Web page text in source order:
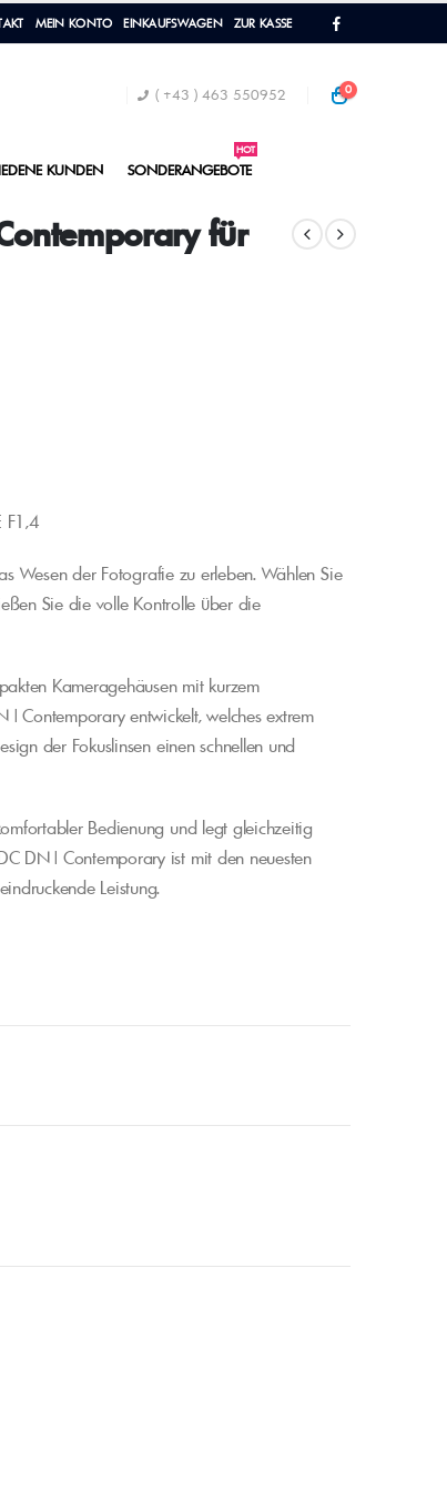
MEIN KONTO EINKAUFSWAGEN ZUR KASSE
( +43 ) 463 550952 0
KUNDEN SONDERANGEBOTE
HOT
für
F1,4
Wesen der Fotografie zu erleben. Wählen Sie
Sie die volle Kontrolle über die
Kameragehäusen mit kurzem
Contemporary entwickelt, welches extrem
der Fokuslinsen einen schnellen und
Bedienung und legt gleichzeitig
DN | Contemporary ist mit den neuesten
Leistung.